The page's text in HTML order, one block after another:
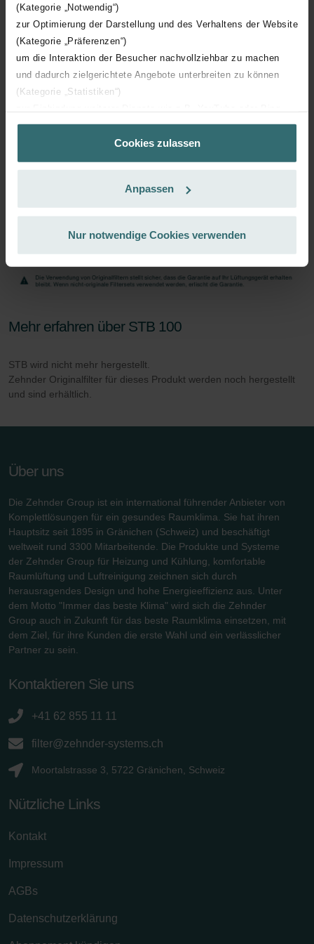
(Kategorie „Notwendig“)
zur Optimierung der Darstellung und des Verhaltens der Website
(Kategorie „Präferenzen“)
um die Interaktion der Besucher nachvollziehbar zu machen
und dadurch zielgerichtete Angebote unterbreiten zu können
(Kategorie „Statistiken“)
(Kategorie „Marketing“)
Über „Details zeigen“ bzw. die Datenschutzerklärung erhalten
Sie weitere Informationen. Durch die Auswahl der Kategorie
der Auswahl von „Statistiken“ willigen Sie ein, dass wir Ihren
Besuchsverlauf auf unserer Website verwenden, um Ihnen die
maßgeschneiderte Informationen basierend auf Ihren Interessen
selbstverständlich über einen Link in der Datenschutzerklärung
Datenschutzerklärung der Zehnder Group
Zehnder Group België nv/sa: Déclarations de confidentialité
Zehnder Group Czech Republic s.r.o.: Zásady ochrany
osobních údajů
Zehnder Group Ibérica SAU: Política de privacidad
Limitet Şirketi: Web Sitesi Çerezleri
Zehnder Group Sales International: Privacy Policy
Zehnder Group Schweiz AG: Datenschutz
Zehnder Polska Sp. z o.o.: Oświadczenie o ochronie
danych Zehnder
Zehnder Group UK Limited: Privacy Policy
Zehnder Group Deutschland GmbH
Cookies zulassen
Anpassen
Nur notwendige Cookies verwenden
Mehr erfahren über STB 100
STB wird nicht mehr hergestellt.
Zehnder Originalfilter für dieses Produkt werden noch hergestellt
und sind erhältlich.
Über uns
Die Zehnder Group ist ein international führender Anbieter von
Komplettlösungen für ein gesundes Raumklima. Sie hat ihren
Hauptsitz seit 1895 in Gränichen (Schweiz) und beschäftigt
weltweit rund 3300 Mitarbeitende. Die Produkte und Systeme
der Zehnder Group für Heizung und Kühlung, komfortable
Raumlüftung und Luftreinigung zeichnen sich durch
herausragendes Design und hohe Energieeffizienz aus. Unter
dem Motto "Immer das beste Klima" wird sich die Zehnder
Group auch in Zukunft für das beste Raumklima einsetzen, mit
dem Ziel, für ihre Kunden die erste Wahl und ein verlässlicher
Partner zu sein.
Kontaktieren Sie uns
+41 62 855 11 11
filter@zehnder-systems.ch
Moortalstrasse 3, 5722 Gränichen, Schweiz
Nützliche Links
Kontakt
Impressum
AGBs
Datenschutzerklärung